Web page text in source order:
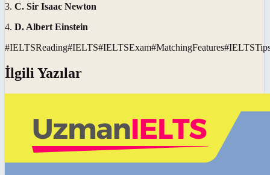
3. C. Sir Isaac Newton
4. D. Albert Einstein
#IELTSReading#IELTS#IELTSExam#MatchingFeatures#
İlgili Yazılar